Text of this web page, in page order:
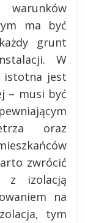
ma być
grunt
W
istotna jest
– musi być
oraz
zwrócić
z izolacją
na
tym